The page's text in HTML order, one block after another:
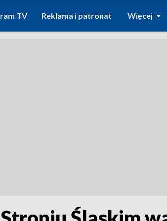
TV Reklama i patronat Więcej